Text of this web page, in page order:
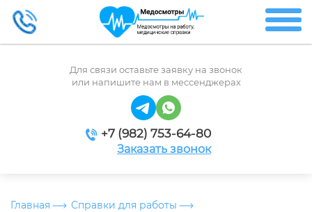
Для связи оставьте заявку на звонок
или напишите нам в мессенджерах
+7 (982) 753-64-80
Заказать звонок
Главная
Справки для работы